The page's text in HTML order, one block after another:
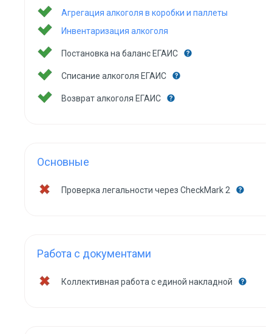
Агрегация алкоголя в коробки и паллеты
Инвентаризация алкоголя
Постановка на баланс ЕГАИС
Списание алкоголя ЕГАИС
Возврат алкоголя ЕГАИС
Основные
Проверка легальности через CheckMark 2
Работа с документами
Коллективная работа с единой накладной